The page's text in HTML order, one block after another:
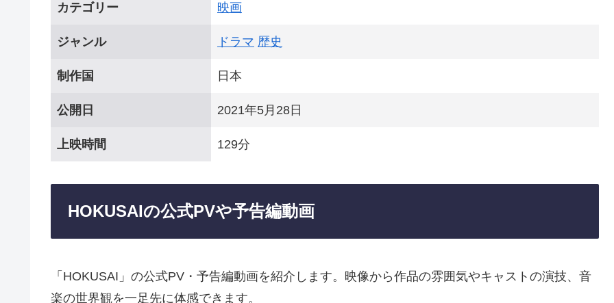
カテゴリー 映画
ジャンル ドラマ 歴史
制作国 日本
公開日 2021年5月28日
上映時間 129分
HOKUSAIの公式PVや予告編動画
「HOKUSAI」の公式PV・予告編動画を紹介します。映像から作品の雰囲気やキャストの演技、音
楽の世界観を一足先に体感できます。